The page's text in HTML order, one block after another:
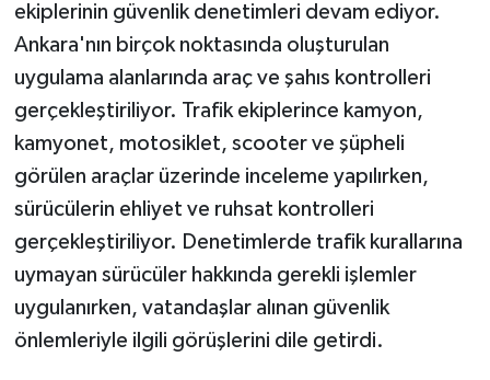
ekiplerinin güvenlik denetimleri devam ediyor.
Ankara'nın birçok noktasında oluşturulan
uygulama alanlarında araç ve şahıs kontrolleri
gerçekleştiriliyor. Trafik ekiplerince kamyon,
kamyonet, motosiklet, scooter ve şüpheli
görülen araçlar üzerinde inceleme yapılırken,
sürücülerin ehliyet ve ruhsat kontrolleri
gerçekleştiriliyor. Denetimlerde trafik kurallarına
uymayan sürücüler hakkında gerekli işlemler
uygulanırken, vatandaşlar alınan güvenlik
önlemleriyle ilgili görüşlerini dile getirdi.